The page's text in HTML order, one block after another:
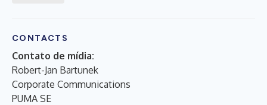
CONTACTS
Contato de mídia:
Robert-Jan Bartunek
Corporate Communications
PUMA SE